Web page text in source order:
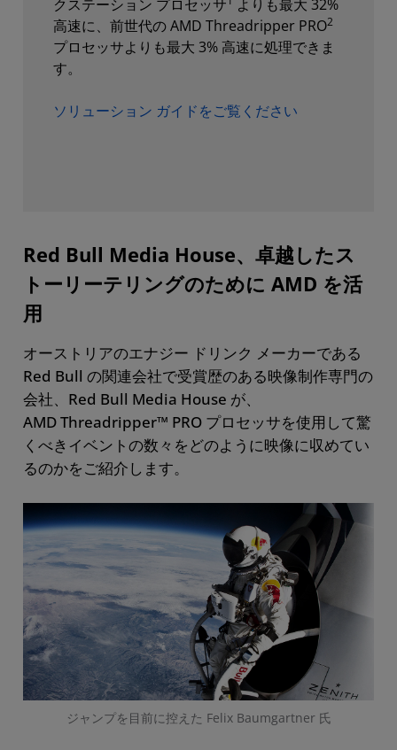
Red Bull Media House、卓越したス
トーリーテリングのために AMD を活
用
オーストリアのエナジー ドリンク メーカーである
Red Bull の関連会社で受賞歴のある映像制作専門の
会社、Red Bull Media House が、
AMD Threadripper™ PRO プロセッサを使用して驚
くべきイベントの数々をどのように映像に収めてい
るのかをご紹介します。
ジャンプを目前に控えた Felix Baumgartner 氏
クステーション プロセッサ
よりも最大 32%
高速に、前世代の AMD Threadripper PRO2
プロセッサよりも最大 3% 高速に処理できま
す。
ソリューション ガイドをご覧ください